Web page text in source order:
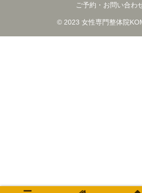
ご予約・お問い合わ
© 2023 女性専門整体院